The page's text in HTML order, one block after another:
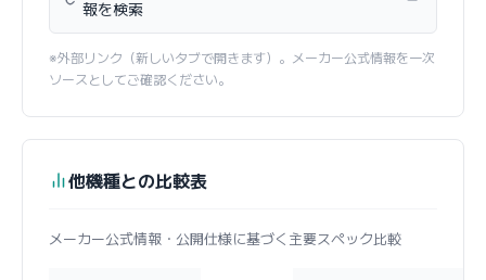
報を検索
※外部リンク（新しいタブで開きます）。メーカー公式情報を一次
ソースとしてご確認ください。
他機種との比較表
メーカー公式情報・公開仕様に基づく主要スペック比較